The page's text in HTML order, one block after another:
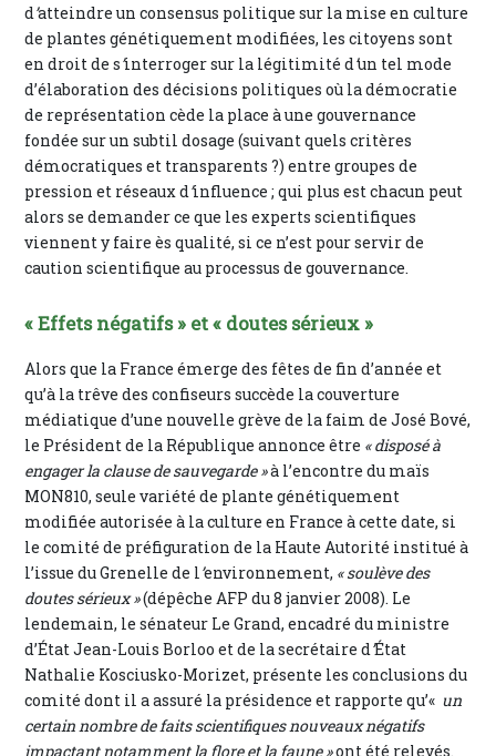
d’atteindre un consensus politique sur la mise en culture
de plantes génétiquement modifiées, les citoyens sont
en droit de s’interroger sur la légitimité d’un tel mode
d’élaboration des décisions politiques où la démocratie
de représentation cède la place à une gouvernance
fondée sur un subtil dosage (suivant quels critères
démocratiques et transparents ?) entre groupes de
pression et réseaux d’influence ; qui plus est chacun peut
alors se demander ce que les experts scientifiques
viennent y faire ès qualité, si ce n’est pour servir de
caution scientifique au processus de gouvernance.
« Effets négatifs » et « doutes sérieux »
Alors que la France émerge des fêtes de fin d’année et
qu’à la trêve des confiseurs succède la couverture
médiatique d’une nouvelle grève de la faim de José Bové,
le Président de la République annonce être « disposé à
engager la clause de sauvegarde »à l’encontre du maïs
MON810, seule variété de plante génétiquement
modifiée autorisée à la culture en France à cette date, si
le comité de préfiguration de la Haute Autorité institué à
l’issue du Grenelle de l’environnement, « soulève des
doutes sérieux »(dépêche AFP du 8 janvier 2008). Le
lendemain, le sénateur Le Grand, encadré du ministre
d’État Jean-Louis Borloo et de la secrétaire d’État
Nathalie Kosciusko-Morizet, présente les conclusions du
comité dont il a assuré la présidence et rapporte qu’« un
certain nombre de faits scientifiques nouveaux négatifs
impactant notamment la flore et la faune »ont été relevés.